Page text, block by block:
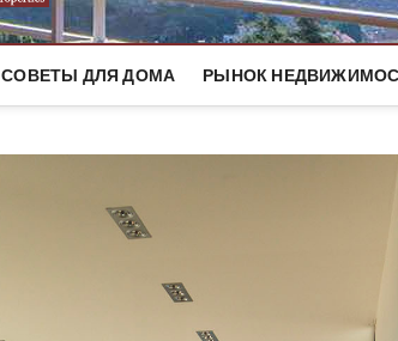
СОВЕТЫ ДЛЯ ДОМА РЫНОК